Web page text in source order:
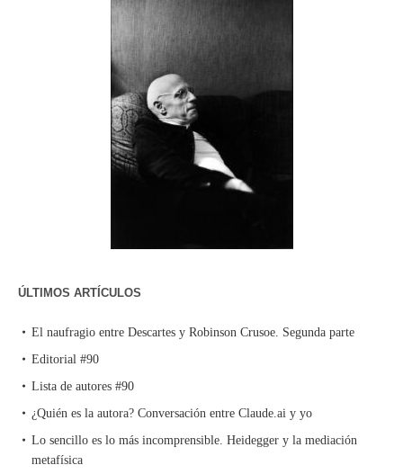
ÚLTIMOS ARTÍCULOS
El naufragio entre Descartes y Robinson Crusoe. Segunda parte
Editorial #90
Lista de autores #90
¿Quién es la autora? Conversación entre Claude.ai y yo
Lo sencillo es lo más incomprensible. Heidegger y la mediación
metafísica